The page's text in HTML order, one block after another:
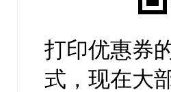
打印优惠券
式，现在大